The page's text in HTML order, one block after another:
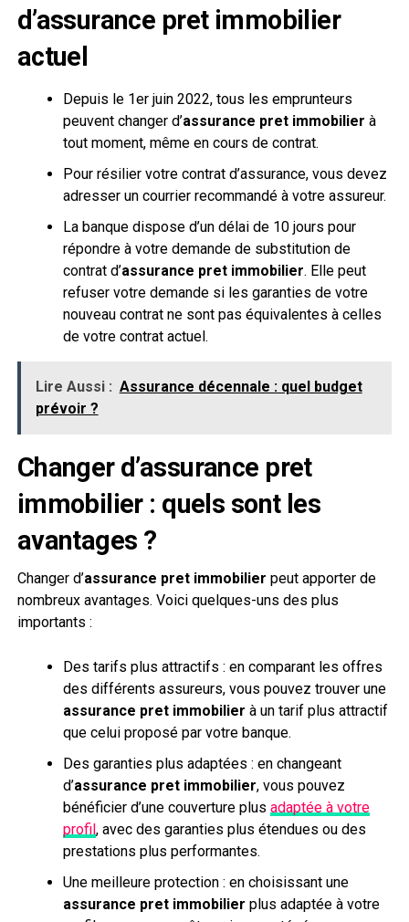
d’assurance pret immobilier
actuel
Depuis le 1er juin 2022, tous les emprunteurs
peuvent changer d’assurance pret immobilier à
tout moment, même en cours de contrat.
Pour résilier votre contrat d’assurance, vous devez
adresser un courrier recommandé à votre assureur.
La banque dispose d’un délai de 10 jours pour
répondre à votre demande de substitution de
contrat d’assurance pret immobilier. Elle peut
refuser votre demande si les garanties de votre
nouveau contrat ne sont pas équivalentes à celles
de votre contrat actuel.
Lire Aussi : Assurance décennale : quel budget
prévoir ?
Changer d’assurance pret
immobilier: quels sont les
avantages ?
Changer d’assurance pret immobilier peut apporter de
nombreux avantages. Voici quelques-uns des plus
importants :
Des tarifs plus attractifs : en comparant les offres
des différents assureurs, vous pouvez trouver une
assurance pret immobilier à un tarif plus attractif
que celui proposé par votre banque.
Des garanties plus adaptées : en changeant
d’assurance pret immobilier, vous pouvez
bénéficier d’une couverture plus adaptée à votre
profil, avec des garanties plus étendues ou des
prestations plus performantes.
Une meilleure protection : en choisissant une
assurance pret immobilier plus adaptée à votre